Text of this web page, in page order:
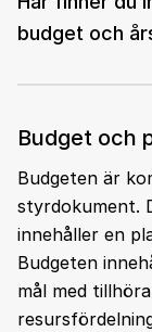
budget och
Budget och
Budgeten är
styrdokument.
innehåller en
Budgeten
mål med